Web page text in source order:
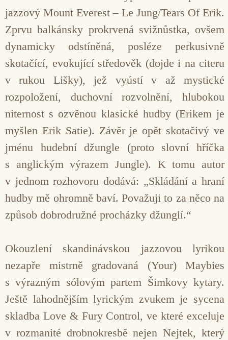
jazzový Mount Everest – Le Jung/Tears Of Erik.
Zprvu balkánsky prokrvená svižnůstka, ovšem
dynamicky odstíněná, posléze perkusivně
skotačící, evokující středověk (dojde i na citeru
v rukou Lišky), jež vyústí v až mystické
rozpoložení, duchovní rozvolnění, hlubokou
niternost s ozvěnou klasické hudby (Erikem je
myšlen Erik Satie). Závěr je opět skotačivý ve
jménu hudební džungle (proto slovní hříčka
s anglickým výrazem Jungle). K tomu autor
v jednom rozhovoru dodává: „Skládání a hraní
hudby mě ohromně baví. Považuji to za něco na
způsob dobrodružné procházky džunglí.“
Okouzlení skandinávskou jazzovou lyrikou
nezapře mistrně gradovaná (Your) Maybies
s výrazným sólovým partem Šimkovy kytary.
Ještě lahodnějším lyrickým zvukem je sycena
skladba Love & Fury Control, ve které exceluje
v rozmanité drobnokresbě nejen Nejtek, který